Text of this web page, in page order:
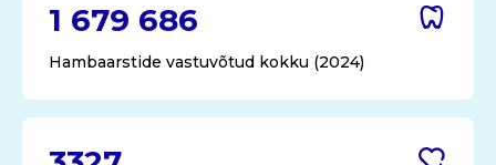
1 679 686
Hambaarstide vastuvõtud kokku (2024)